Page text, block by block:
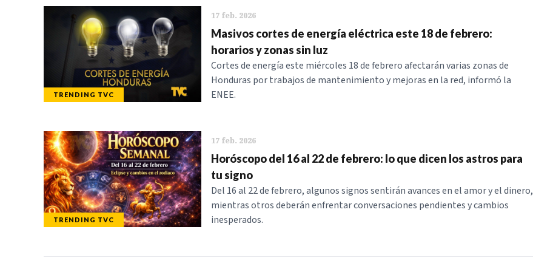
TRENDING TVC
17 feb. 2026
Masivos cortes de energía eléctrica este 18 de febrero:
horarios y zonas sin luz
Cortes de energía este miércoles 18 de febrero afectarán varias zonas de
Honduras por trabajos de mantenimiento y mejoras en la red, informó la
ENEE.
TRENDING TVC
17 feb. 2026
Horóscopo del 16 al 22 de febrero: lo que dicen los astros para
tu signo
Del 16 al 22 de febrero, algunos signos sentirán avances en el amor y el dinero,
mientras otros deberán enfrentar conversaciones pendientes y cambios
inesperados.